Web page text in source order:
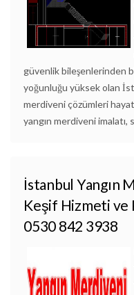
güvenlik bileşenlerinden
yoğunluğu yüksek olan
merdiveni çözümleri hayati
yangın merdiveni imalatı,
İstanbul Yangın
Keşif Hizmeti ve
0530 842 3938